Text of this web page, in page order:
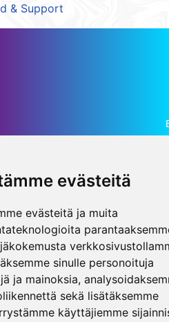
evästeitä
evästeitä ja muita
sinulle personoituja
ja mainoksia,
sekä lisätäksemme
käyttäjiemme
& Support